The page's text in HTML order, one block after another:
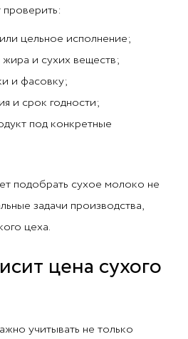
цельное исполнение;
и сухих веществ;
и фасовку;
и срок годности;
под конкретные
подобрать сухое молоко не
задачи производства,
цеха.
цена сухого
учитывать не только